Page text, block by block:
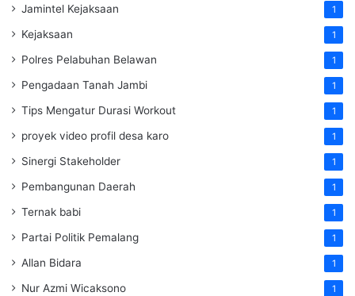
Jamintel Kejaksaan 1
Kejaksaan 1
Polres Pelabuhan Belawan 1
Pengadaan Tanah Jambi 1
Tips Mengatur Durasi Workout 1
proyek video profil desa karo 1
Sinergi Stakeholder 1
Pembangunan Daerah 1
Ternak babi 1
Partai Politik Pemalang 1
Allan Bidara 1
Nur Azmi Wicaksono 1